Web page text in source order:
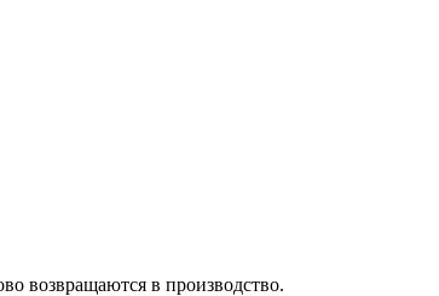
возвращаются в производство.